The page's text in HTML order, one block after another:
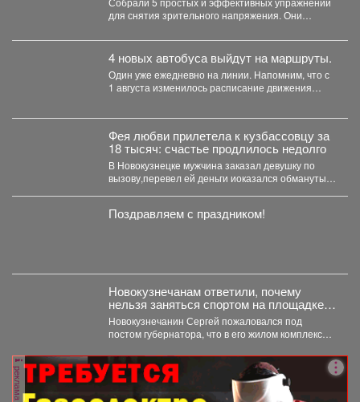
для снятия зрительного напряжения. Они
4 новых автобуса выйдут на маршруты.
Один уже ежедневно на линии. Напомним, что с
1 августа изменилось расписание движения
Фея любви прилетела к кузбассовцу за
18 тысяч: счастье продлилось недолго
В Новокузнецке мужчина заказал девушку по
вызову,перевел ей деньги иоказался обманутым.
Поздравляем с праздником!
Новокузнечанам ответили, почему
нельзя заняться спортом на площадке
лицея
Новокузнечанин Сергей пожаловался под
постом губернатора, что в его жилом комплексе
реклама